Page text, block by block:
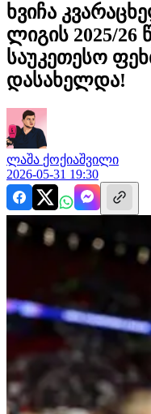
ხვიჩა
ლიგის 2025/26
საუკეთესო
დასახელდა!
ლაშა ქოქიაშვილი
2026-05-31 19:30